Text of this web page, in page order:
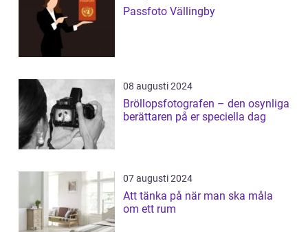
Passfoto Vällingby
08 augusti 2024
Bröllopsfotografen – den osynliga
berättaren på er speciella dag
07 augusti 2024
Att tänka på när man ska måla
om ett rum